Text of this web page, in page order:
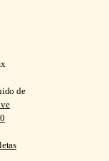
de